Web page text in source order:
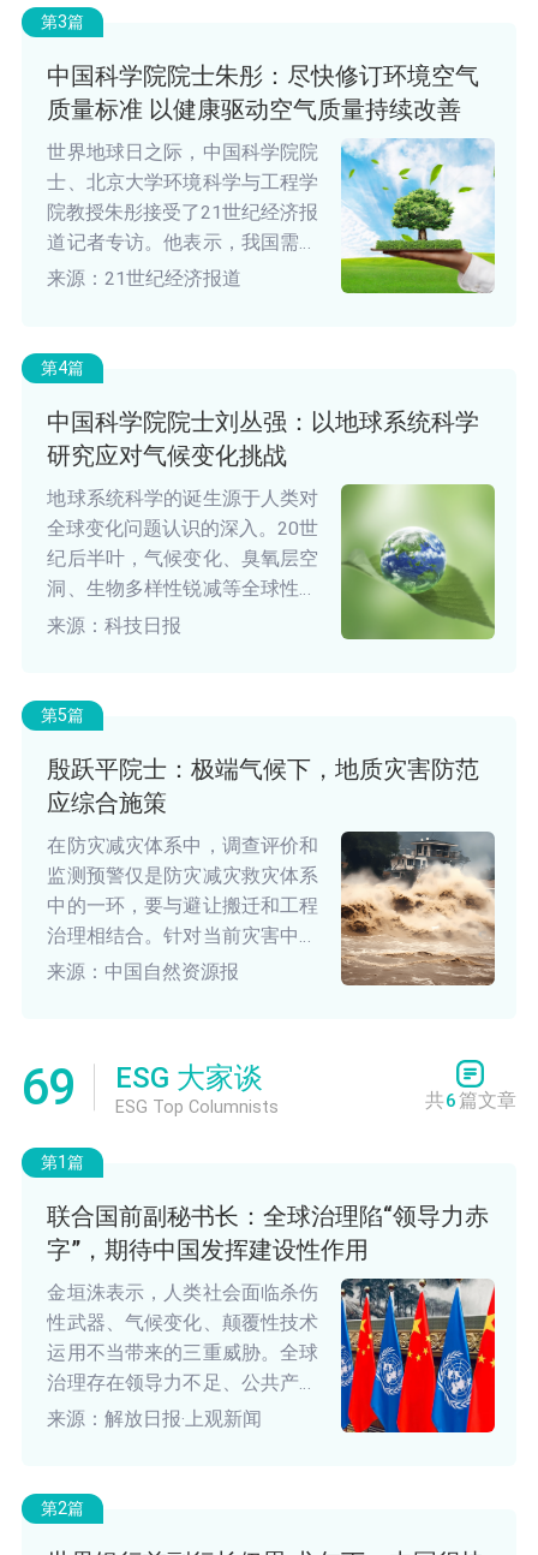
性及并网问题的核心。
第3篇
中国科学院院士朱彤：尽快修订环境空气
质量标准 以健康驱动空气质量持续改善
世界地球日之际，中国科学院院
士、北京大学环境科学与工程学
院教授朱彤接受了21世纪经济报
道记者专访。他表示，我国需尽
快修订环境空气质量标准，以健
趋严。他认为，空气污染与气候
绿色和可持续发展技术上尽早布
局，实现减污降碳与健康保护多
来源：21世纪经济报道
第4篇
中国科学院院士刘丛强：以地球系统科学
研究应对气候变化挑战
地球系统科学的诞生源于人类对
全球变化问题认识的深入。20世
纪后半叶，气候变化、臭氧层空
洞、生物多样性锐减等全球性问
题凸显。科学家们逐渐意识到，
影响局部地区，还会通过改变洋
局。
来源：科技日报
第5篇
殷跃平院士：极端气候下，地质灾害防范
应综合施策
在防灾减灾体系中，调查评价和
监测预警仅是防灾减灾救灾体系
中的一环，要与避让搬迁和工程
治理相结合。针对当前灾害中心
向乡村转移的现状，要加强农村
矮挡墙等降险措施，屋后还要留
出一定的避让距离，以降低灾害
潜在风险。
来源：中国自然资源报
69 ESG 大家谈
ESG Top Columnists 共6篇文章
第1篇
联合国前副秘书长：全球治理陷“领导力赤
字”，期待中国发挥建设性作用
金垣洙表示，人类社会面临杀伤
性武器、气候变化、颠覆性技术
运用不当带来的三重威胁。全球
治理存在领导力不足、公共产品
供给不足等问题。应继续发挥联
球倡议为抓手，进一步发挥建设
来源：解放日报·上观新闻
第2篇